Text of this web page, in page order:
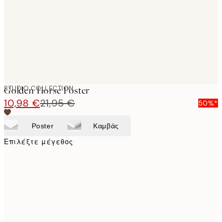
STUDIO COLLECTION
Golden Horse Poster
10,98 €21,95 € 50%*
Poster Καμβάς
Επιλέξτε μέγεθος